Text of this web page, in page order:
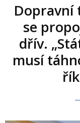
Dopravní
se
dřív.
musí